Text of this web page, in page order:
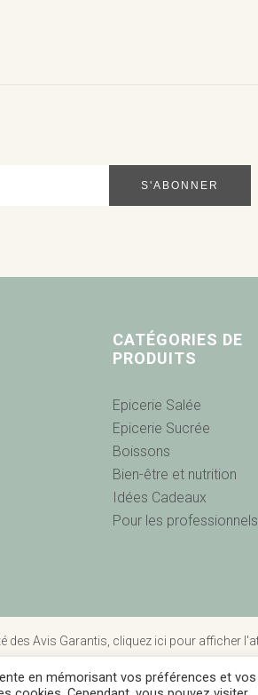
CATÉGORIES DE
PRODUITS
Epicerie Salée
Epicerie Sucrée
Boissons
Bien-être et nutrition
Idées Cadeaux
Pour les professionnels
des Avis Garantis, cliquez ici pour afficher
|CGV|Politique de confidentialité
en mémorisant vos préférences et vos